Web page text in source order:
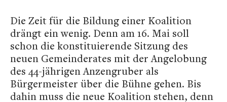
Die Zeit für die Bildung einer Koalition
drängt ein wenig. Denn am 16. Mai soll
schon die konstituierende Sitzung des
neuen Gemeinderates mit der Angelobung
des 44-jährigen Anzengruber als
Bürgermeister über die Bühne gehen. Bis
dahin muss die neue Koalition stehen, denn